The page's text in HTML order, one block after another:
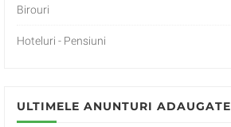
Birouri
Hoteluri - Pensiuni
ULTIMELE ANUNTURI ADAUGATE